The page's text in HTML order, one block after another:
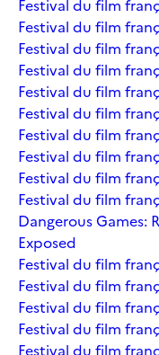
Festival du film
Festival du film
Festival du film
Festival du film
Festival du film
Festival du film
Festival du film
Festival du film
Festival du film
Festival du film
Dangerous Games:
Exposed
Festival du film
Festival du film
Festival du film
Festival du film
Festival du film